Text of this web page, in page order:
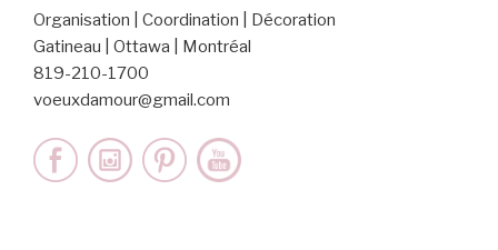
Organisation | Coordination | Décoration
Gatineau | Ottawa | Montréal
819-210-1700
voeuxdamour@gmail.com